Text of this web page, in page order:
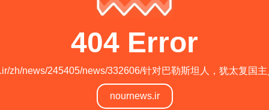
404 Error
zh/news/245405/news/332606/针对巴勒斯坦人，犹太复国
nournews.ir